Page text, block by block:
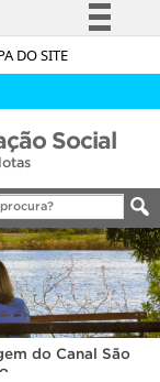
DO SITE
informaçãoSocial
do Canal São